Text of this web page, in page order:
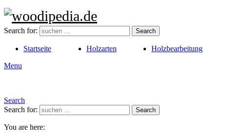
Search for: Search
Startseite Holzarten Holzbearbeitung
Menu
Search
Search for:
Search
You are here: